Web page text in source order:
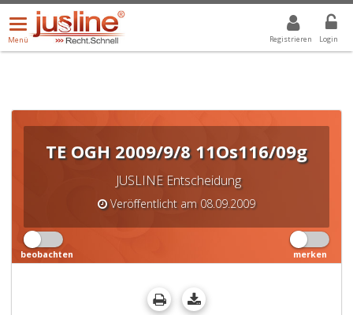
Registrieren Login
Menü
öffnen/schließen
Menü
ALLE DROPDOWN: GEWÄHLTER WERT IST ALLE
TE OGH 2009/9/8 11Os116/09g
JUSLINE Entscheidung
Veröffentlicht am 08.09.2009
beobachten merken